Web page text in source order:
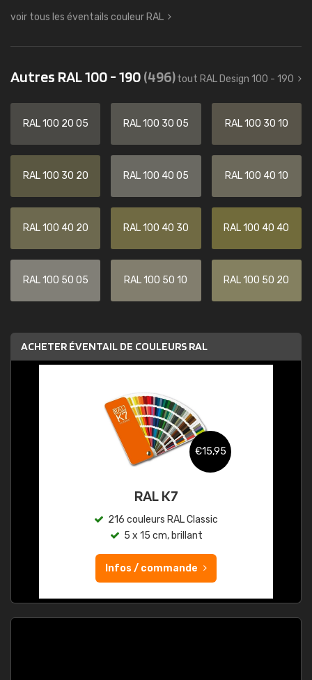
voir tous les éventails couleur RAL
Autres RAL 100 - 190(496)tout RAL Design 100 - 190
RAL 100 20 05 RAL 100 30 05 RAL 100 30 10
RAL 100 30 20 RAL 100 40 05 RAL 100 40 10
RAL 100 40 20 RAL 100 40 30 RAL 100 40 40
RAL 100 50 05 RAL 100 50 10 RAL 100 50 20
ACHETER ÉVENTAIL DE COULEURS RAL
€15,95
RAL K7
216 couleurs RAL Classic
5 x 15 cm, brillant
Infos / commande